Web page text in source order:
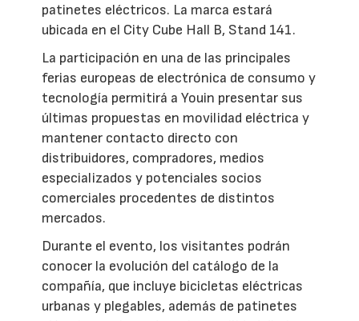
patinetes eléctricos. La marca estará
ubicada en el City Cube Hall B, Stand 141.
La participación en una de las principales
ferias europeas de electrónica de consumo y
tecnología permitirá a Youin presentar sus
últimas propuestas en movilidad eléctrica y
mantener contacto directo con
distribuidores, compradores, medios
especializados y potenciales socios
comerciales procedentes de distintos
mercados.
Durante el evento, los visitantes podrán
conocer la evolución del catálogo de la
compañía, que incluye bicicletas eléctricas
urbanas y plegables, además de patinetes